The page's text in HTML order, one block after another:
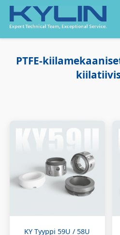
PTFE-
KY Tyyppi 59U / 58U